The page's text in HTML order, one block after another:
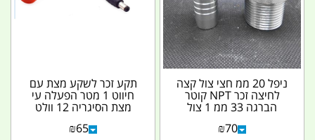
ניפל 20 ממ חצי צול קצה
לחיצה זכר NPT קוטר
הברגה 33 ממ 1 צול
₪70
תקע זכר לשקע מצת עם
חיווט 1 מטר הפעלה עי
מצת הסיגריה 12 וולט
₪65